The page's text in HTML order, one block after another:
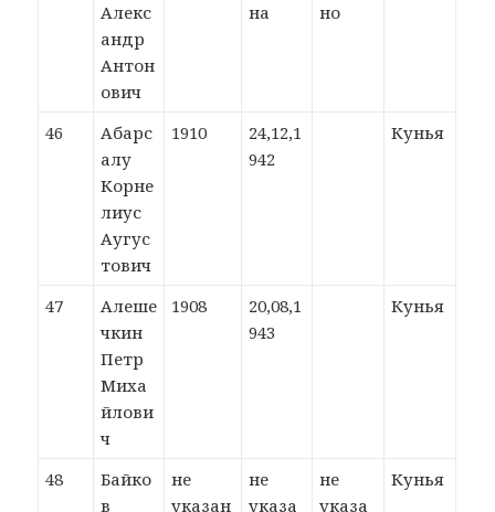
Алекс
андр
Антон
ович
на
но
46
Абарс
алу
Корне
лиус
Аугус
тович
1910
24,12,1
942
Кунья
47
Алеше
чкин
Петр
Миха
йлови
ч
1908
20,08,1
943
Кунья
48
Байко
в
не
указан
не
указа
не
указа
Кунья